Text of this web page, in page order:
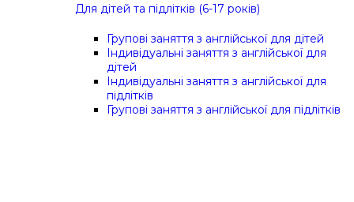
Для дітей та підлітків (6-17 років)
Групові заняття з англійської для дітей
Індивідуальні заняття з англійської для
дітей
Індивідуальні заняття з англійської для
підлітків
Групові заняття з англійської для підлітків